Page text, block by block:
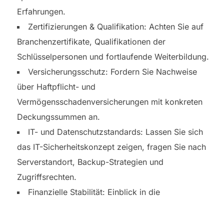
Erfahrungen.
Zertifizierungen & Qualifikation: Achten Sie auf
Branchenzertifikate, Qualifikationen der
Schlüsselpersonen und fortlaufende Weiterbildung.
Versicherungsschutz: Fordern Sie Nachweise
über Haftpflicht- und
Vermögensschadenversicherungen mit konkreten
Deckungssummen an.
IT- und Datenschutzstandards: Lassen Sie sich
das IT-Sicherheitskonzept zeigen, fragen Sie nach
Serverstandort, Backup-Strategien und
Zugriffsrechten.
Finanzielle Stabilität: Einblick in die